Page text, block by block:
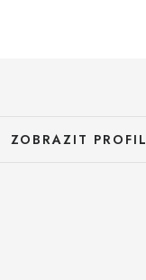
ZOBRAZIT PROFIL